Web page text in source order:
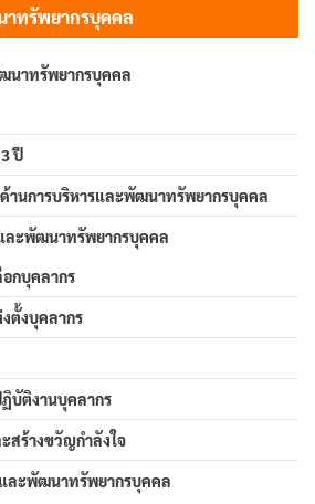
ทรัพยากรบุคคล
นาทรัพยากรบุคคล
ปี
านการบริหารและพัฒนาทรัพยากรบุคคล
ละพัฒนาทรัพยากรบุคคล
กบุคลากร
ตั้งบุคลากร
บัติงานบุคลากร
สร้างขวัญกำลังใจ
ละพัฒนาทรัพยากรบุคคล